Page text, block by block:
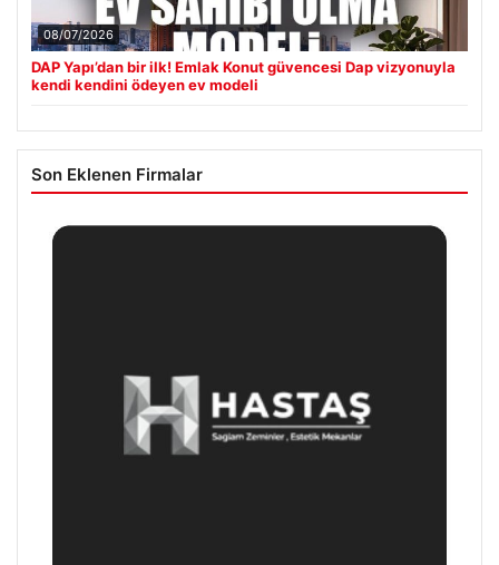
08/07/2026
DAP Yapı’dan bir ilk! Emlak Konut güvencesi Dap vizyonuyla
kendi kendini ödeyen ev modeli
Son Eklenen Firmalar